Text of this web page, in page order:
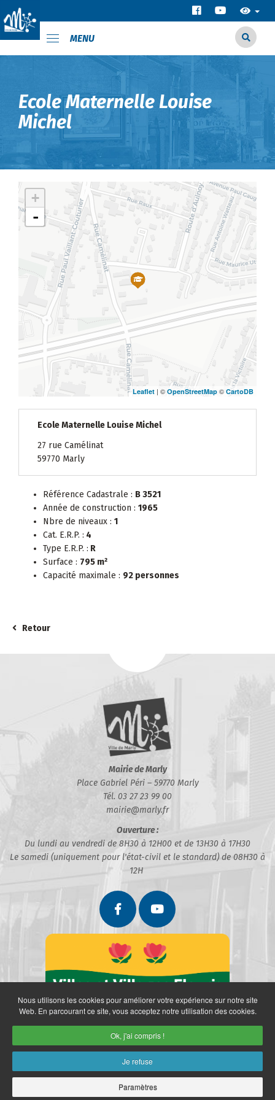
MENU
Ecole Maternelle Louise
Michel
+
-
Leaflet | © OpenStreetMap © CartoDB
Ecole Maternelle Louise Michel
27 rue Camélinat
59770 Marly
Référence Cadastrale : B 3521
Année de construction : 1965
Nbre de niveaux : 1
Cat. E.R.P. : 4
Type E.R.P. : R
Surface : 795 m²
Capacité maximale : 92 personnes
Retour
Mairie de Marly
Place Gabriel Péri – 59770 Marly
Tél. 03 27 23 99 00
mairie@marly.fr
Ouverture :
Du lundi au vendredi de 8H30 à 12H00 et de 13H30 à 17H30
Le samedi (uniquement pour l'état-civil et le standard) de 08H30 à
12H
Nous utilisons les cookies pour améliorer votre expérience sur notre site
Web. En parcourant ce site, vous acceptez notre utilisation des cookies.
Ok, j'ai compris !
Je refuse
Paramètres